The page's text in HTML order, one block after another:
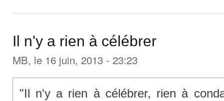
Il n'y a rien à célébrer
MB, le 16 juin, 2013 - 23:23
"Il n'y a rien à célébrer, rien à